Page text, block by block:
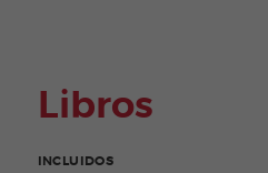
Libros
INCLUIDOS